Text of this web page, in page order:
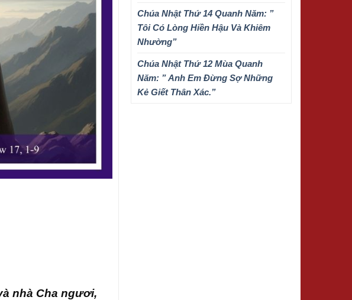
nhà Cha ngươi,
Chúa Nhật Thứ 14 Quanh Năm: ”
Tôi Có Lòng Hiền Hậu Và Khiêm
Nhường”
Chúa Nhật Thứ 12 Mùa Quanh
Năm: ” Anh Em Đừng Sợ Những
Kẻ Giết Thân Xác.”